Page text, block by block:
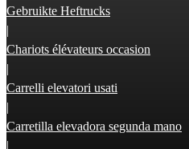
Gebruikte Heftrucks
|
Chariots élévateurs occasion
|
Carrelli elevatori usati
|
Carretilla elevadora segunda mano
|